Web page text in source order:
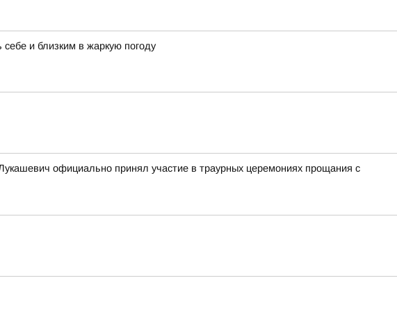
и близким в жаркую погоду
официально принял участие в траурных церемониях прощания с